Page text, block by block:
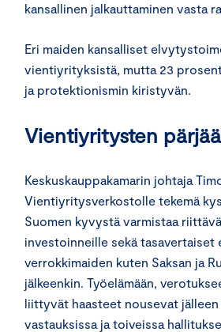
kansallinen jalkauttaminen vasta
Eri maiden kansalliset
vientiyrityksistä, mutta 23
ja protektionismin kiristyvän.
Vientiyritysten
Keskuskauppakamarin johtaja
Vientiyritysverkostolle tekemä
Suomen kyvystä varmistaa
investoinneille sekä
verrokkimaiden kuten Saksan ja
jälkeenkin. Työelämään,
liittyvät haasteet nousevat
vastauksissa ja toiveissa